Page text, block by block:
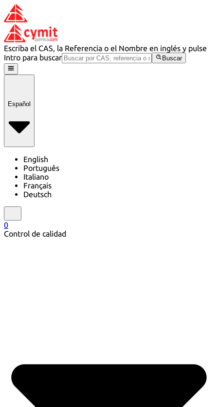
Escriba el CAS, la Referencia o el Nombre en inglés y pulse
Intro para buscar
Buscar
Español
English
Português
Italiano
Français
Deutsch
0
Control de calidad